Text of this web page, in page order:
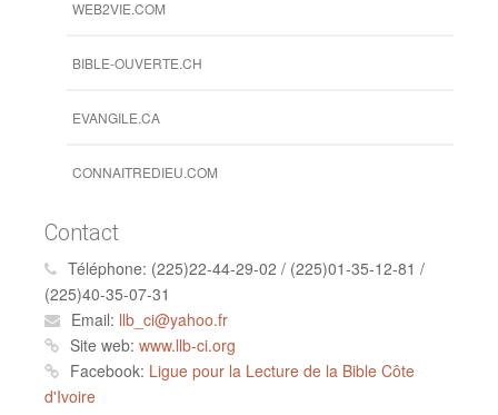
WEB2VIE.COM
BIBLE-OUVERTE.CH
EVANGILE.CA
CONNAITREDIEU.COM
Contact
Téléphone: (225)22-44-29-02 / (225)01-35-12-81 /
(225)40-35-07-31
Email: llb_ci@yahoo.fr
Site web: www.llb-ci.org
Facebook: Ligue pour la Lecture de la Bible Côte
d'Ivoire